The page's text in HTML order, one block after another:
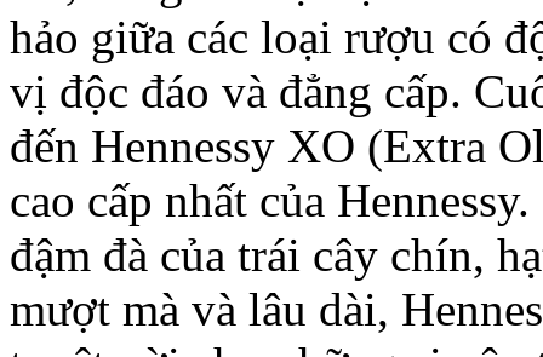
hảo giữa các loại rượu có
vị độc đáo và đẳng cấp.
đến Hennessy XO (Extra
cao cấp nhất của
đậm đà của trái cây chín,
mượt mà và lâu dài,